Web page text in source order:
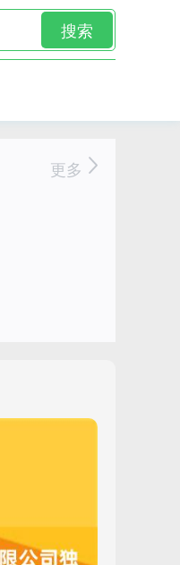
搜索
更多